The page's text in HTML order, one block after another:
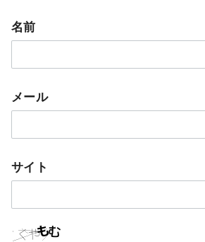
名前
メール
サイト